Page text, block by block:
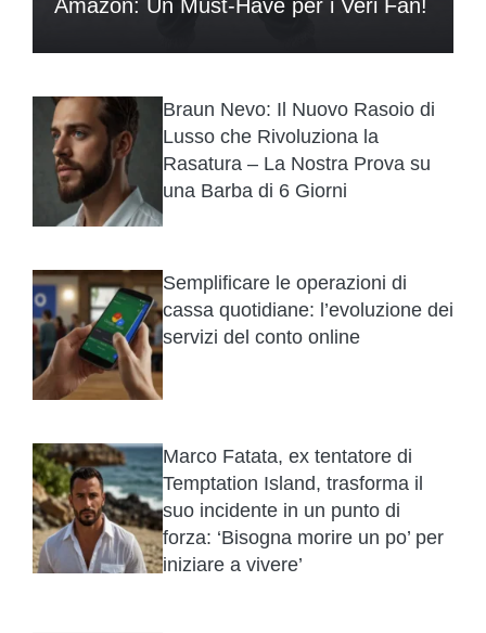
Amazon: Un Must-Have per i Veri Fan!
Braun Nevo: Il Nuovo Rasoio di
Lusso che Rivoluziona la
Rasatura – La Nostra Prova su
una Barba di 6 Giorni
Semplificare le operazioni di
cassa quotidiane: l’evoluzione dei
servizi del conto online
Marco Fatata, ex tentatore di
Temptation Island, trasforma il
suo incidente in un punto di
forza: ‘Bisogna morire un po’ per
iniziare a vivere’